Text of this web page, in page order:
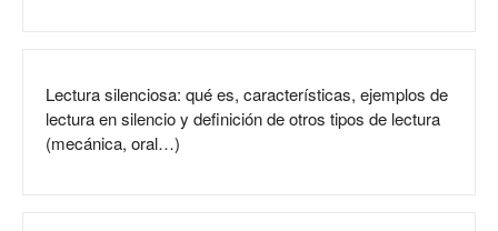
Lectura silenciosa: qué es, características, ejemplos de
lectura en silencio y definición de otros tipos de lectura
(mecánica, oral…)